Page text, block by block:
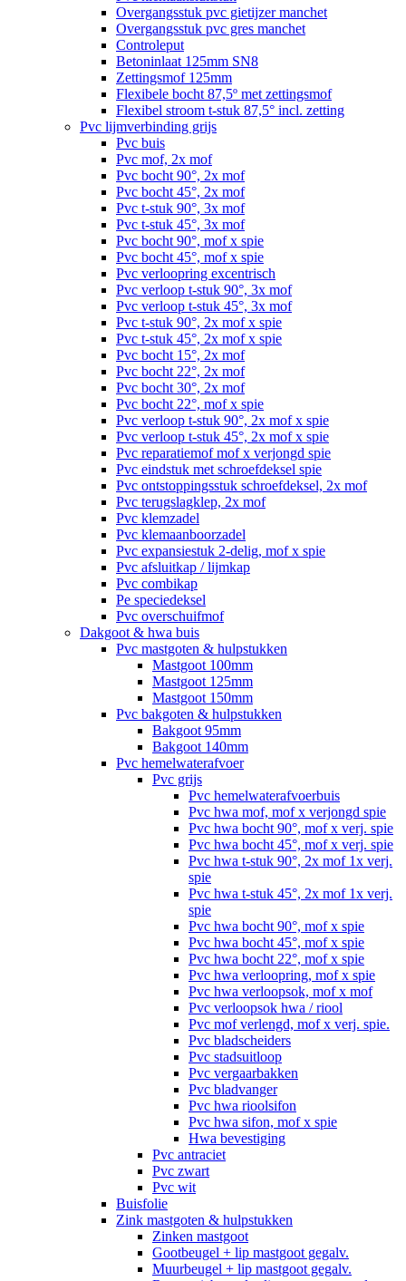
Overgangsstuk pvc gietijzer manchet
Overgangsstuk pvc gres manchet
Controleput
Betoninlaat 125mm SN8
Zettingsmof 125mm
Flexibele bocht 87,5º met zettingsmof
Flexibel stroom t-stuk 87,5° incl. zetting
Pvc lijmverbinding grijs
Pvc buis
Pvc mof, 2x mof
Pvc bocht 90°, 2x mof
Pvc bocht 45°, 2x mof
Pvc t-stuk 90°, 3x mof
Pvc t-stuk 45°, 3x mof
Pvc bocht 90°, mof x spie
Pvc bocht 45°, mof x spie
Pvc verloopring excentrisch
Pvc verloop t-stuk 90°, 3x mof
Pvc verloop t-stuk 45°, 3x mof
Pvc t-stuk 90°, 2x mof x spie
Pvc t-stuk 45°, 2x mof x spie
Pvc bocht 15°, 2x mof
Pvc bocht 22°, 2x mof
Pvc bocht 30°, 2x mof
Pvc bocht 22°, mof x spie
Pvc verloop t-stuk 90°, 2x mof x spie
Pvc verloop t-stuk 45°, 2x mof x spie
Pvc reparatiemof mof x verjongd spie
Pvc eindstuk met schroefdeksel spie
Pvc ontstoppingsstuk schroefdeksel, 2x mof
Pvc terugslagklep, 2x mof
Pvc klemzadel
Pvc klemaanboorzadel
Pvc expansiestuk 2-delig, mof x spie
Pvc afsluitkap / lijmkap
Pvc combikap
Pe speciedeksel
Pvc overschuifmof
Dakgoot & hwa buis
Pvc mastgoten & hulpstukken
Mastgoot 100mm
Mastgoot 125mm
Mastgoot 150mm
Pvc bakgoten & hulpstukken
Bakgoot 95mm
Bakgoot 140mm
Pvc hemelwaterafvoer
Pvc grijs
Pvc hemelwaterafvoerbuis
Pvc hwa mof, mof x verjongd spie
Pvc hwa bocht 90°, mof x verj. spie
Pvc hwa bocht 45°, mof x verj. spie
Pvc hwa t-stuk 90°, 2x mof 1x verj.
spie
Pvc hwa t-stuk 45°, 2x mof 1x verj.
spie
Pvc hwa bocht 90°, mof x spie
Pvc hwa bocht 45°, mof x spie
Pvc hwa bocht 22°, mof x spie
Pvc hwa verloopring, mof x spie
Pvc hwa verloopsok, mof x mof
Pvc verloopsok hwa / riool
Pvc mof verlengd, mof x verj. spie.
Pvc bladscheiders
Pvc stadsuitloop
Pvc vergaarbakken
Pvc bladvanger
Pvc hwa rioolsifon
Pvc hwa sifon, mof x spie
Hwa bevestiging
Pvc antraciet
Pvc zwart
Pvc wit
Buisfolie
Zink mastgoten & hulpstukken
Zinken mastgoot
Gootbeugel + lip mastgoot gegalv.
Muurbeugel + lip mastgoot gegalv.